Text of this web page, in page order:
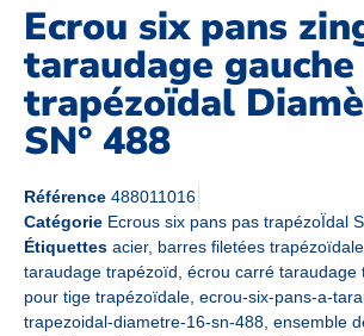
Ecrou six pans
taraudage gauche
trapézoïdal
SN° 488
Référence 488011016
Catégorie Ecrous six pans pas trapézoÏdal
Étiquettes acier, barres filetées trapézoïdale
taraudage trapézoïd, écrou carré taraudage
pour tige trapézoïdale, ecrou-six-pans-a-
trapezoidal-diametre-16-sn-488, ensemble